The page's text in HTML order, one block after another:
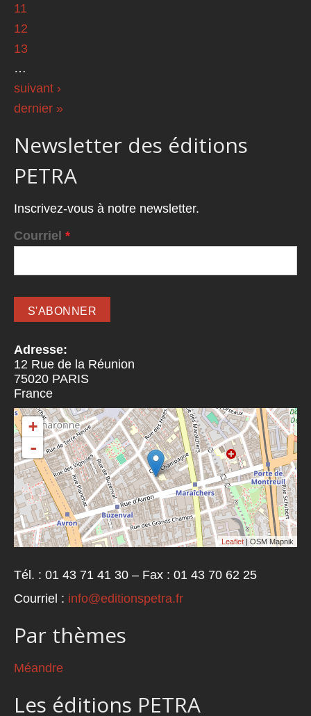
11
12
13
…
suivant ›
dernier »
Newsletter des éditions
PETRA
Inscrivez-vous à notre newsletter.
Courriel *
Adresse:
12 Rue de la Réunion
75020 PARIS
France
+
-
Leaflet | OSM Mapnik
Tél. : 01 43 71 41 30 – Fax : 01 43 70 62 25
Courriel : info@editionspetra.fr
Par thèmes
Méandre
Les éditions PETRA